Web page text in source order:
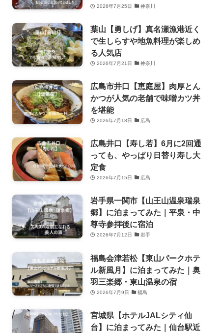
2026年7月25日 神奈川
葉山【勇しげ】真名瀬漁港近く
で生しらすや地魚料理が楽しめ
る人気店
2026年7月21日 神奈川
広島市井口【恵庭屋】肉厚とん
かつが人気の老舗で味噌カツ丼
を堪能
2026年7月18日 広島
広島井口【寿し若】6月に2回通
っても、やっぱり日替り寿し大
定食
2026年7月15日 広島
岩手県一関市【山王山温泉瑞泉
郷】に泊まってみた｜平泉・中
尊寺参拝後に宿泊
2026年7月12日 岩手
福島会津若松【東山パークホテ
ル新風月】に泊まってみた｜奥
羽三楽郷・東山温泉の宿
2026年7月9日 福島
宮城県【ホテルJALシティ仙
台】に泊まってみた｜仙台駅近